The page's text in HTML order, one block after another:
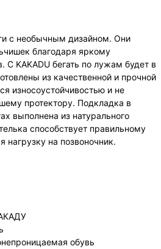
с необычным дизайном. Они
благодаря яркому
С KAKADU бегать по лужам будет в
из качественной и прочной
износоустойчивостью и не
протектору. Подкладка в
выполнена из натурального
способствует правильному
на позвоночник.
обувь